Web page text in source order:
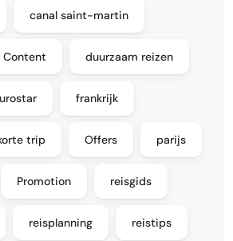
canal saint-martin
Content duurzaam reizen
frankrijk
trip Offers parijs
Promotion reisgids
reisplanning reistips